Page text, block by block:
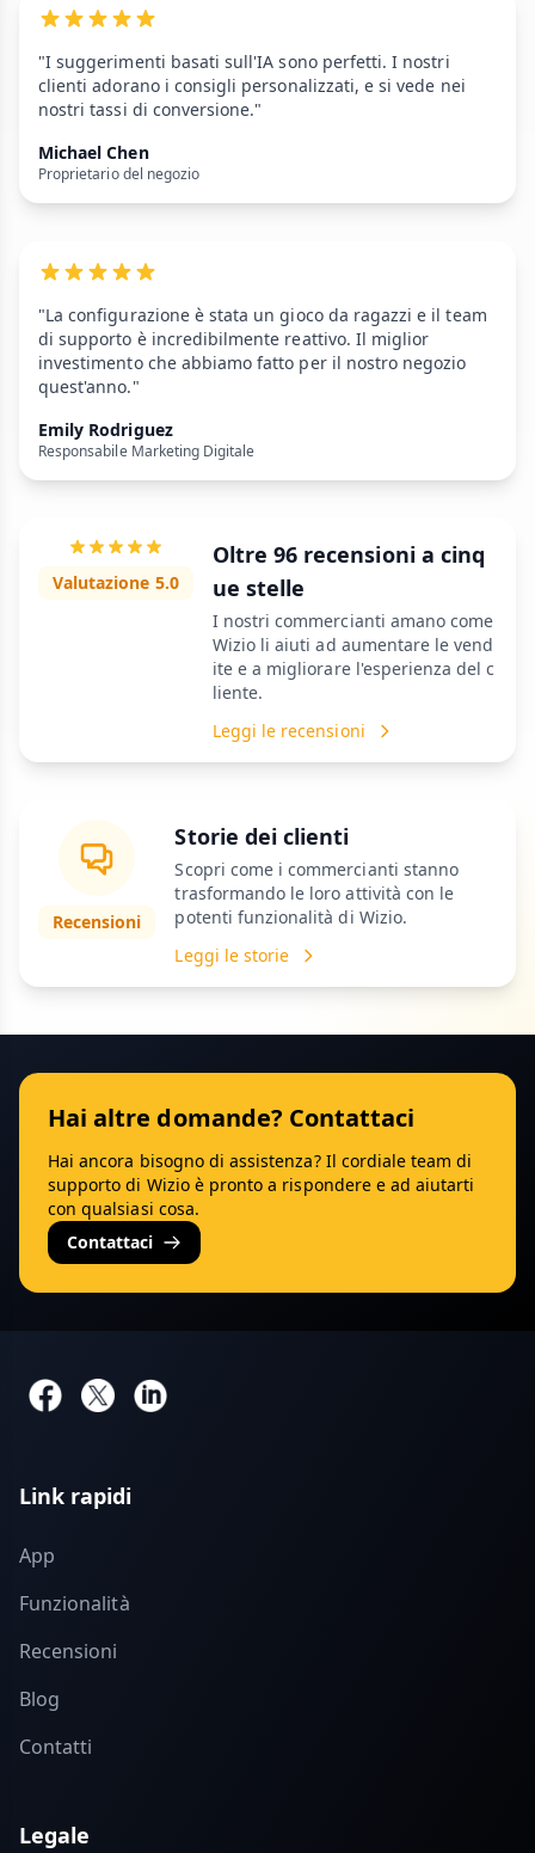
"I suggerimenti basati sull'IA sono perfetti. I nostri
clienti adorano i consigli personalizzati, e si vede nei
nostri tassi di conversione."
Michael Chen
Proprietario del negozio
"La configurazione è stata un gioco da ragazzi e il team
di supporto è incredibilmente reattivo. Il miglior
investimento che abbiamo fatto per il nostro negozio
quest'anno."
Emily Rodriguez
Responsabile Marketing Digitale
Valutazione 5.0
Oltre 96 recensioni a cinq
ue stelle
I nostri commercianti amano come
Wizio li aiuti ad aumentare le vend
ite e a migliorare l'esperienza del c
liente.
Leggi le recensioni
Recensioni
Storie dei clienti
Scopri come i commercianti stanno
trasformando le loro attività con le
potenti funzionalità di Wizio.
Leggi le storie
Hai altre domande? Contattaci
Hai ancora bisogno di assistenza? Il cordiale team di
supporto di Wizio è pronto a rispondere e ad aiutarti
con qualsiasi cosa.
Contattaci
Link rapidi
App
Funzionalità
Recensioni
Blog
Contatti
Legale